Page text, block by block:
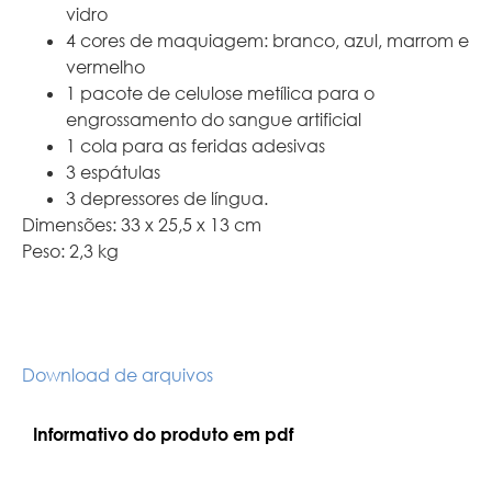
vidro
4 cores de maquiagem: branco, azul, marrom e
vermelho
1 pacote de celulose metílica para o
engrossamento do sangue artificial
1 cola para as feridas adesivas
3 espátulas
3 depressores de língua.
Dimensões: 33 x 25,5 x 13 cm
Peso: 2,3 kg
Download de arquivos
Informativo do produto em pdf